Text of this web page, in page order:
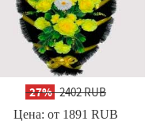
-27%2402 RUB
Цена: от 1891 RUB